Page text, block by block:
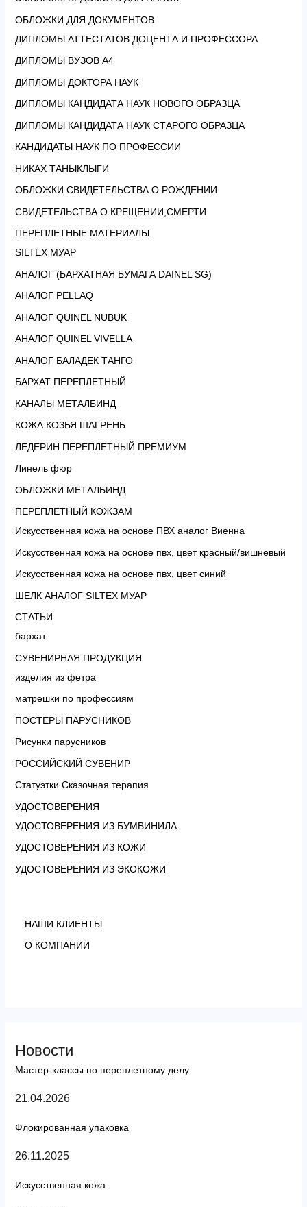
ОБЛОЖКИ ДЛЯ ДОКУМЕНТОВ
ДИПЛОМЫ АТТЕСТАТОВ ДОЦЕНТА И ПРОФЕССОРА
ДИПЛОМЫ ВУЗОВ А4
ДИПЛОМЫ ДОКТОРА НАУК
ДИПЛОМЫ КАНДИДАТА НАУК НОВОГО ОБРАЗЦА
ДИПЛОМЫ КАНДИДАТА НАУК СТАРОГО ОБРАЗЦА
КАНДИДАТЫ НАУК ПО ПРОФЕССИИ
НИКАХ ТАНЫКЛЫГИ
ОБЛОЖКИ СВИДЕТЕЛЬСТВА О РОЖДЕНИИ
СВИДЕТЕЛЬСТВА О КРЕЩЕНИИ,СМЕРТИ
ПЕРЕПЛЕТНЫЕ МАТЕРИАЛЫ
SILTEX МУАР
АНАЛОГ (БАРХАТНАЯ БУМАГА DAINEL SG)
АНАЛОГ PELLAQ
АНАЛОГ QUINEL NUBUK
АНАЛОГ QUINEL VIVELLA
АНАЛОГ БАЛАДЕК ТАНГО
БАРХАТ ПЕРЕПЛЕТНЫЙ
КАНАЛЫ МЕТАЛБИНД
КОЖА КОЗЬЯ ШАГРЕНЬ
ЛЕДЕРИН ПЕРЕПЛЕТНЫЙ ПРЕМИУМ
Линель фюр
ОБЛОЖКИ МЕТАЛБИНД
ПЕРЕПЛЕТНЫЙ КОЖЗАМ
Искусственная кожа на основе ПВХ аналог Виенна
Искусственная кожа на основе пвх, цвет красный/вишневый
Искусственная кожа на основе пвх, цвет синий
ШЕЛК АНАЛОГ SILTEX МУАР
СТАТЬИ
бархат
СУВЕНИРНАЯ ПРОДУКЦИЯ
изделия из фетра
матрешки по профессиям
ПОСТЕРЫ ПАРУСНИКОВ
Рисунки парусников
РОССИЙСКИЙ СУВЕНИР
Статуэтки Сказочная терапия
УДОСТОВЕРЕНИЯ
УДОСТОВЕРЕНИЯ ИЗ БУМВИНИЛА
УДОСТОВЕРЕНИЯ ИЗ КОЖИ
УДОСТОВЕРЕНИЯ ИЗ ЭКОКОЖИ
НАШИ КЛИЕНТЫ
О КОМПАНИИ
Новости
Мастер-классы по переплетному делу
21.04.2026
Флокированная упаковка
26.11.2025
Искусственная кожа